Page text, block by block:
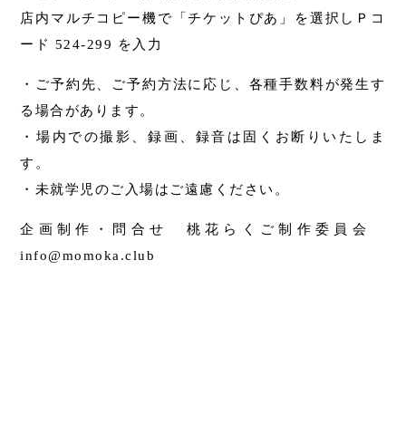
店内マルチコピー機で「チケットぴあ」を選択しＰコ
ード 524-299 を入力
・ご予約先、ご予約方法に応じ、各種手数料が発生す
る場合があります。
・場内での撮影、録画、録音は固くお断りいたしま
す。
・未就学児のご入場はご遠慮ください。
企画制作・問合せ 桃花らくご制作委員会
info@momoka.club